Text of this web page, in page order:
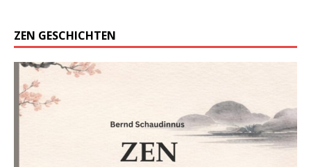
ZEN GESCHICHTEN